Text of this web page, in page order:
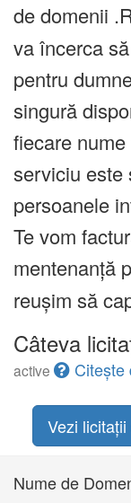
de domenii
va încerca
pentru
singură
fiecare
serviciu este
persoanele
Te vom
mentenanță
reușim să
Câteva
active
Citește
Vezi
Nume de